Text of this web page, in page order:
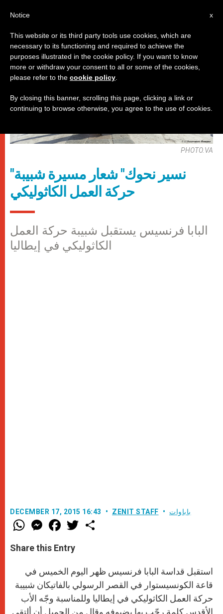
باباوات
PHOTO.VA
"نسير نحوك" شعار مسيرة شبيبة
حركة العمل الكاثوليكي
البابا فرنسيس يستقبل شبيبة حركة العمل
الكاثوليكي في إيطاليا
DECEMBER 17, 2015 16:43 ZENIT STAFF باباوات
W
h
t
s
p
M
e
s
e
g
e
r
F
a
e
b
o
k
w
Share this Entry
استقبل قداسة البابا فرنسيس ظهر اليوم الخميس في
قاعة الكونسيستوار في القصر الرسولي بالفاتيكان شبيبة
حركة العمل الكاثوليكي في إيطاليا وللمناسبة وجّه الأب
الأقدس كلمة رحّب بها بضيوفه وقال من الجميل أن ألتقي
x
Notice
This website or its third party tools use cookies, which are
necessary to its functioning and required to achieve the
purposes illustrated in the cookie policy. If you want to know
more or withdraw your consent to all or some of the cookies,
please refer to the cookie policy
By closing this banner, scrolling this page, clicking a link or
continuing to browse otherwise, you agree to the use of cookies.